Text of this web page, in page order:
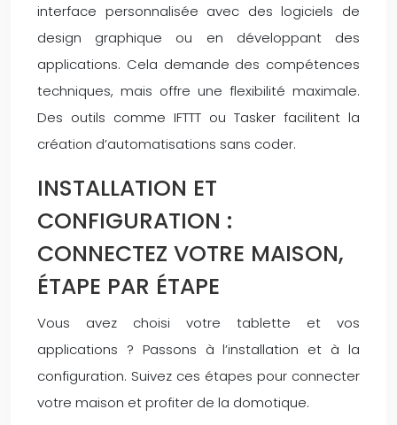
interface personnalisée avec des logiciels de
design graphique ou en développant des
applications. Cela demande des compétences
techniques, mais offre une flexibilité maximale.
Des outils comme IFTTT ou Tasker facilitent la
création d’automatisations sans coder.
INSTALLATION ET
CONFIGURATION :
CONNECTEZ VOTRE MAISON,
ÉTAPE PAR ÉTAPE
Vous avez choisi votre tablette et vos
applications ? Passons à l’installation et à la
configuration. Suivez ces étapes pour connecter
votre maison et profiter de la domotique.